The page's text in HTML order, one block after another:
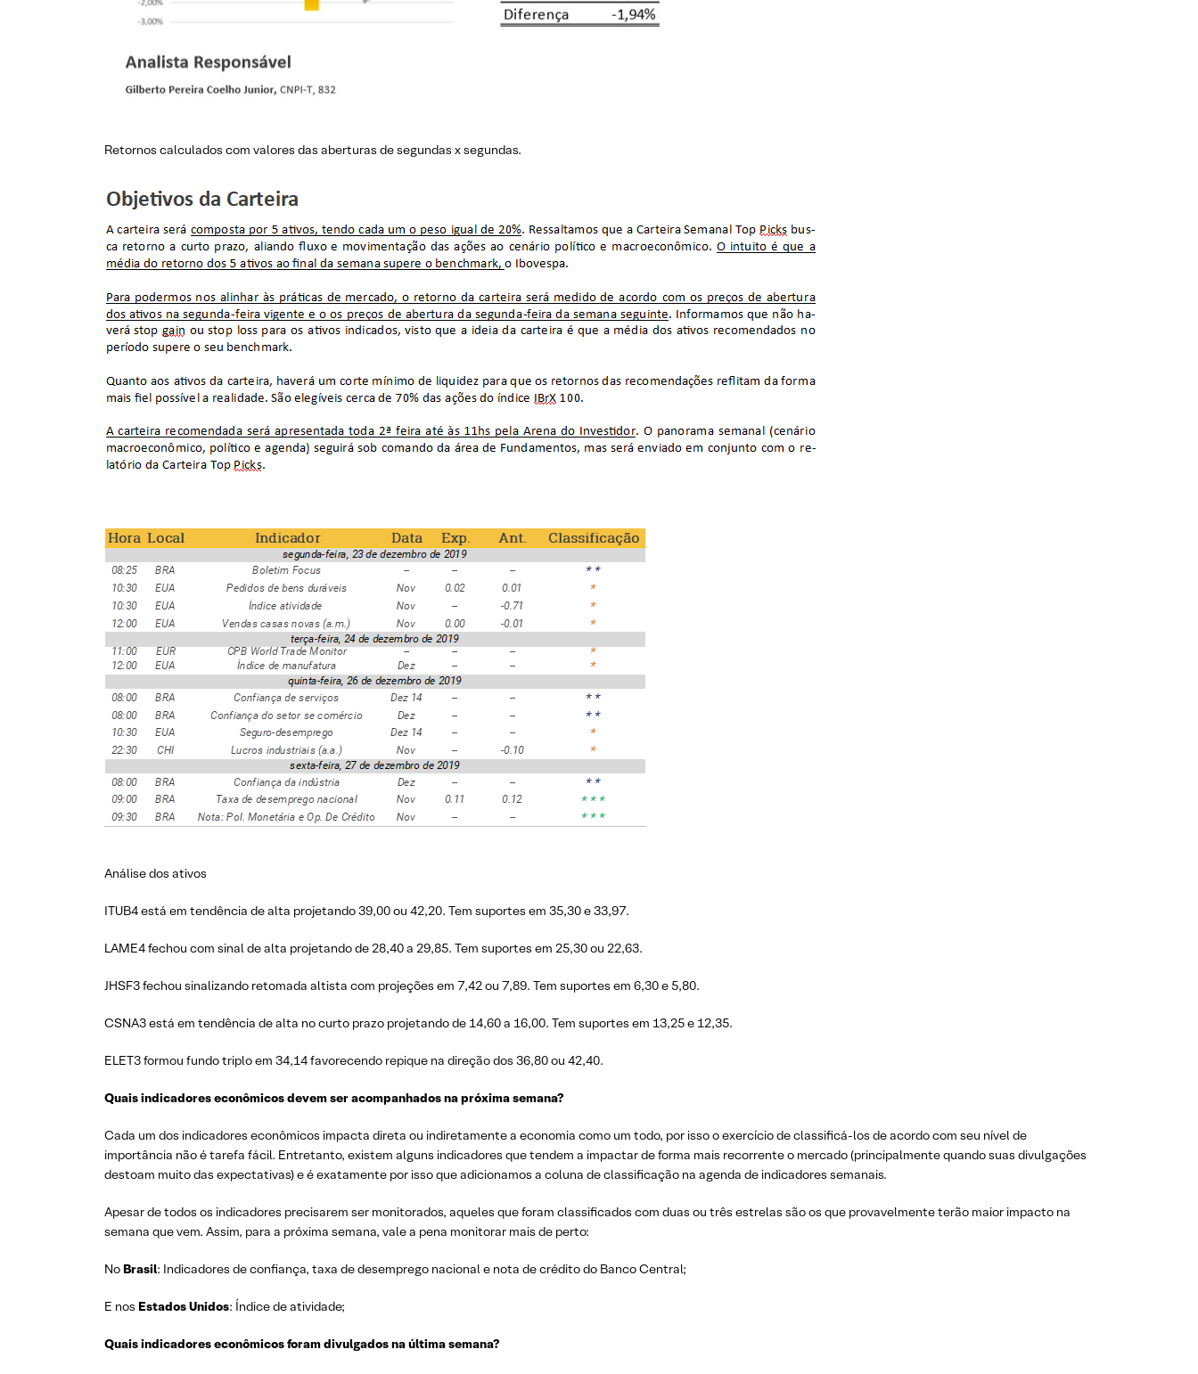
Retornos calculados com valores das aberturas de segundas x segundas.
Análise dos ativos
ITUB4 está em tendência de alta projetando 39,00 ou 42,20. Tem suportes em 35,30 e 33,97.
LAME4 fechou com sinal de alta projetando de 28,40 a 29,85. Tem suportes em 25,30 ou 22,63.
JHSF3 fechou sinalizando retomada altista com projeções em 7,42 ou 7,89. Tem suportes em 6,30 e 5,80.
CSNA3 está em tendência de alta no curto prazo projetando de 14,60 a 16,00. Tem suportes em 13,25 e 12,35.
ELET3 formou fundo triplo em 34,14 favorecendo repique na direção dos 36,80 ou 42,40.
Quais indicadores econômicos devem ser acompanhados na próxima semana?
Cada um dos indicadores econômicos impacta direta ou indiretamente a economia como um todo, por isso o exercício de classificá-los de acordo com seu nível de
importância não é tarefa fácil. Entretanto, existem alguns indicadores que tendem a impactar de forma mais recorrente o mercado (principalmente quando suas divulgações
destoam muito das expectativas) e é exatamente por isso que adicionamos a coluna de classificação na agenda de indicadores semanais.
Apesar de todos os indicadores precisarem ser monitorados, aqueles que foram classificados com duas ou três estrelas são os que provavelmente terão maior impacto na
semana que vem. Assim, para a próxima semana, vale a pena monitorar mais de perto:
No Brasil: Indicadores de confiança, taxa de desemprego nacional e nota de crédito do Banco Central;
E nos EstadosUnidos: Índice de atividade;
Quais indicadores econômicos foram divulgados na última semana?